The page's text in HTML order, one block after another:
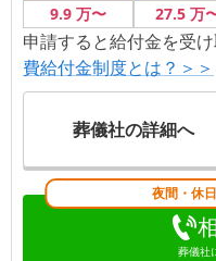
9.9万〜
27.5 万
申請すると給付金を受
費給付金制度とは？＞＞
葬儀社の詳細へ
夜間・休
葬儀社